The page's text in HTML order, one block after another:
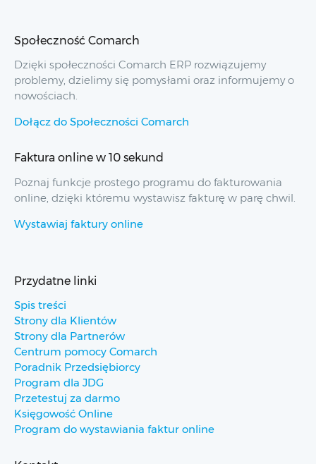
Społeczność Comarch
Dzięki społeczności Comarch ERP rozwiązujemy
problemy, dzielimy się pomysłami oraz informujemy o
nowościach.
Dołącz do Społeczności Comarch
Faktura online w 10 sekund
Poznaj funkcje prostego programu do fakturowania
online, dzięki któremu wystawisz fakturę w parę chwil.
Wystawiaj faktury online
Przydatne linki
Spis treści
Strony dla Klientów
Strony dla Partnerów
Centrum pomocy Comarch
Poradnik Przedsiębiorcy
Program dla JDG
Przetestuj za darmo
Księgowość Online
Program do wystawiania faktur online